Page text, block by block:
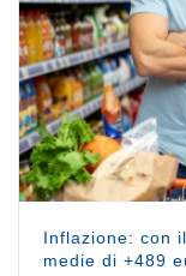
Inflazione: con
medie di +489